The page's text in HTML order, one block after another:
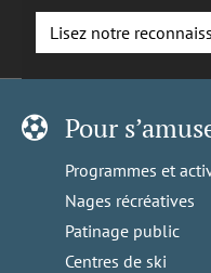
Lisez notre
Pour
Programmes et
Nages récréatives
Patinage public
Centres de ski